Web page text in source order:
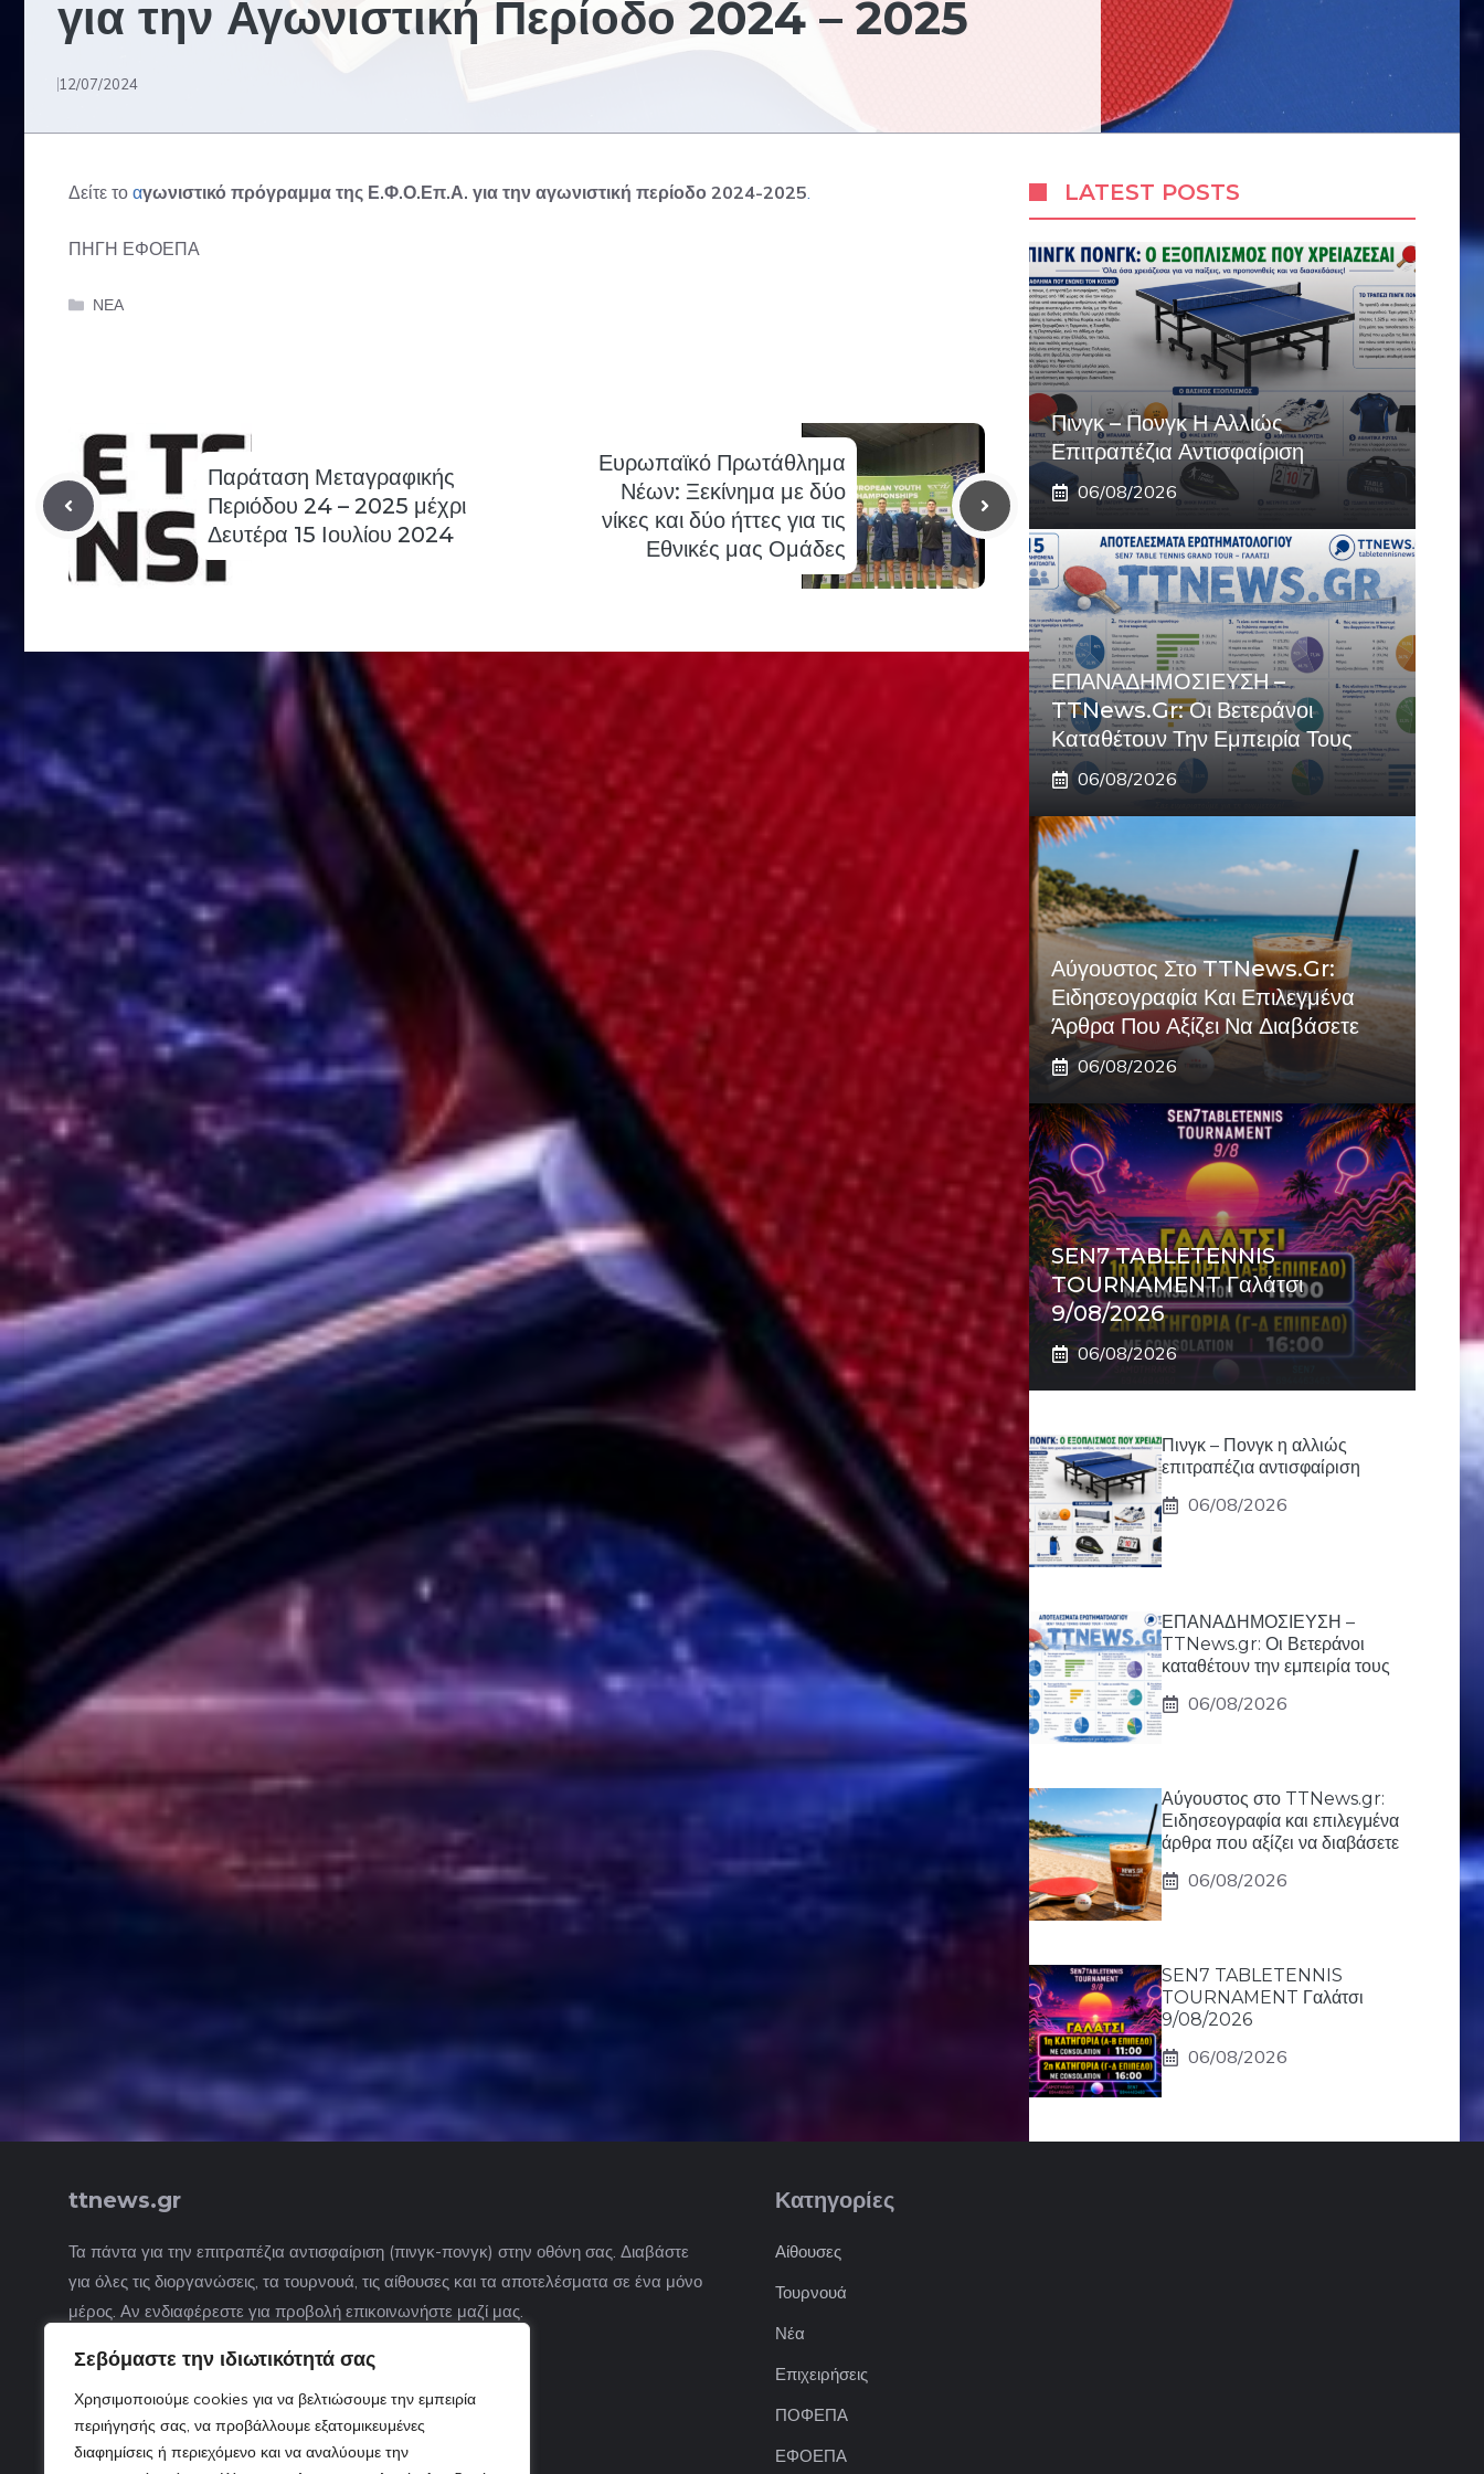
Σεβόμαστε την ιδιωτικότητά σας
Χρησιμοποιούμε cookies για να βελτιώσουμε την εμπειρία
περιήγησής σας, να προβάλλουμε εξατομικευμένες
διαφημίσεις ή περιεχόμενο και να αναλύουμε την
για την Αγωνιστική Περίοδο 2024 – 2025
12/07/2024
Δείτε το αγωνιστικό πρόγραμμα της Ε.Φ.Ο.Επ.Α. για την αγωνιστική περίοδο 2024-2025.
ΠΗΓΗ ΕΦΟΕΠΑ
Categories
ΝΕΑ
Παράταση Μεταγραφικής
Περιόδου 24 – 2025 μέχρι
Δευτέρα 15 Ιουλίου 2024
Ευρωπαϊκό Πρωτάθλημα
Νέων: Ξεκίνημα με δύο
νίκες και δύο ήττες για τις
Εθνικές μας Ομάδες
LATEST POSTS
Πινγκ – Πονγκ Η Αλλιώς
Επιτραπέζια Αντισφαίριση
06/08/2026
ΕΠΑΝΑΔΗΜΟΣΙΕΥΣΗ –
TTNews.gr: Οι Βετεράνοι
Καταθέτουν Την Εμπειρία Τους
06/08/2026
Αύγουστος Στο TTNews.gr:
Ειδησεογραφία Και Επιλεγμένα
Άρθρα Που Αξίζει Να Διαβάσετε
06/08/2026
SEN7 TABLETENNIS
TOURNAMENT Γαλάτσι
9/08/2026
06/08/2026
Πινγκ – Πονγκ η αλλιώς
επιτραπέζια αντισφαίριση
06/08/2026
ΕΠΑΝΑΔΗΜΟΣΙΕΥΣΗ –
TTNews.gr: Οι Βετεράνοι
καταθέτουν την εμπειρία τους
06/08/2026
Αύγουστος στο TTNews.gr:
Ειδησεογραφία και επιλεγμένα
άρθρα που αξίζει να διαβάσετε
06/08/2026
SEN7 TABLETENNIS
TOURNAMENT Γαλάτσι
9/08/2026
06/08/2026
ttnews.gr
Τα πάντα για την επιτραπέζια αντισφαίριση (πινγκ-πονγκ) στην οθόνη σας. Διαβάστε
για όλες τις διοργανώσεις, τα τουρνουά, τις αίθουσες και τα αποτελέσματα σε ένα μόνο
μέρος. Αν ενδιαφέρεστε για προβολή επικοινωνήστε μαζί μας.
Κατηγορίες
Αίθουσες
Τουρνουά
Νέα
Επιχειρήσεις
ΠΟΦΕΠΑ
ΕΦΟΕΠΑ